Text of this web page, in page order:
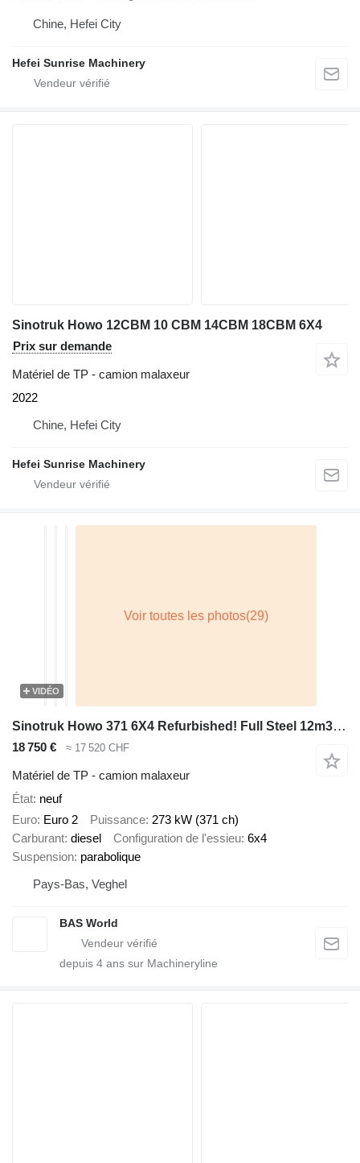
Chine, Hefei City
Hefei Sunrise Machinery
Sinotruk Howo 12CBM 10 CBM 14CBM 18CBM 6X4
Prix sur demande
Matériel de TP - camion malaxeur
2022
Chine, Hefei City
Hefei Sunrise Machinery
VIDÉO
Sinotruk Howo 371 6X4 Refurbished! Full Steel 12m3 mixer Manual Airco Euro 2
18 750 € ≈ 17 520 CHF
Matériel de TP - camion malaxeur
État neuf
Euro Euro 2 Puissance 273 kW (371 ch)
Carburant diesel Configuration de l'essieu 6x4
Suspension parabolique
Pays-Bas, Veghel
BAS World
depuis 4 ans sur Machineryline